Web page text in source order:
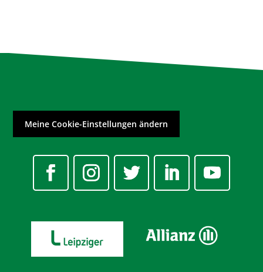
Meine Cookie-Einstellungen ändern